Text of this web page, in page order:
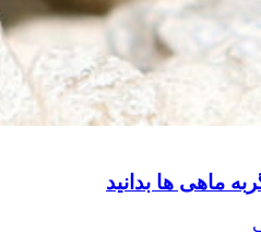
ماهی ها بدانید